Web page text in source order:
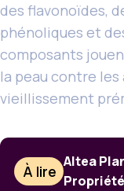
des flavonoïdes,
phénoliques et
composants
la peau contre
vieillissement
À lire
Altea